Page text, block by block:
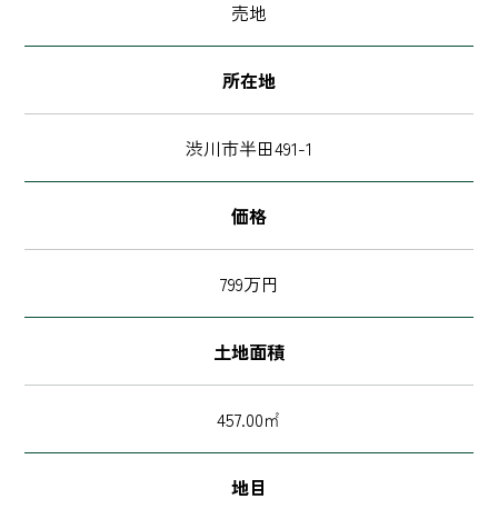
売地
所在地
渋川市半田491-1
価格
799万円
土地面積
457.00㎡
地目